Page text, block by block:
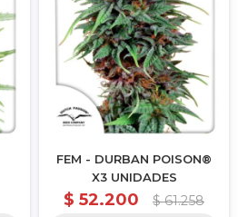
FEM - DURBAN POISON®
X3 UNIDADES
$ 52.200 $ 61.258